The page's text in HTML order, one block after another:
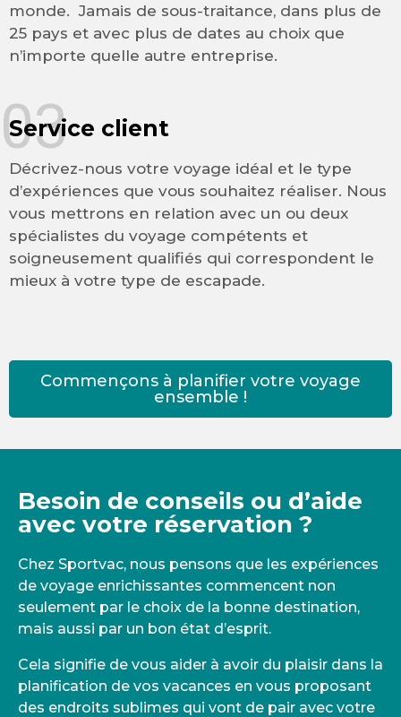
monde. Jamais de sous-traitance, dans plus de
25 pays et avec plus de dates au choix que
n’importe quelle autre entreprise.
Service client
Décrivez-nous votre voyage idéal et le type
d’expériences que vous souhaitez réaliser. Nous
vous mettrons en relation avec un ou deux
spécialistes du voyage compétents et
soigneusement qualifiés qui correspondent le
mieux à votre type de escapade.
03
Commençons à planifier votre voyage
ensemble !
Besoin de conseils ou d’aide
avec votre réservation ?
Chez Sportvac, nous pensons que les expériences
de voyage enrichissantes commencent non
seulement par le choix de la bonne destination,
mais aussi par un bon état d’esprit.
Cela signifie de vous aider à avoir du plaisir dans la
planification de vos vacances en vous proposant
des endroits sublimes qui vont de pair avec votre